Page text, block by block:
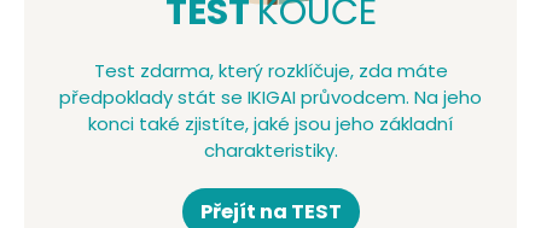
TESTKOUČE
Test zdarma, který rozklíčuje, zda máte
předpoklady stát se IKIGAI průvodcem. Na jeho
konci také zjistíte, jaké jsou jeho základní
charakteristiky.
Přejít na TEST